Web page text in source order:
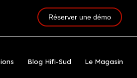
Réserver une démo
Blog Hifi-Sud Le Magasin